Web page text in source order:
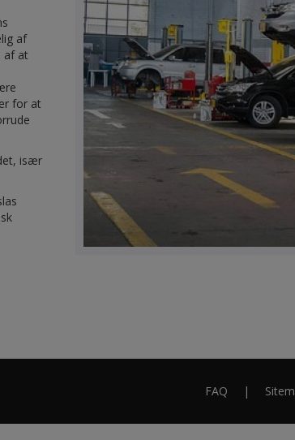
af
af at
for at
især
Footer
FAQ